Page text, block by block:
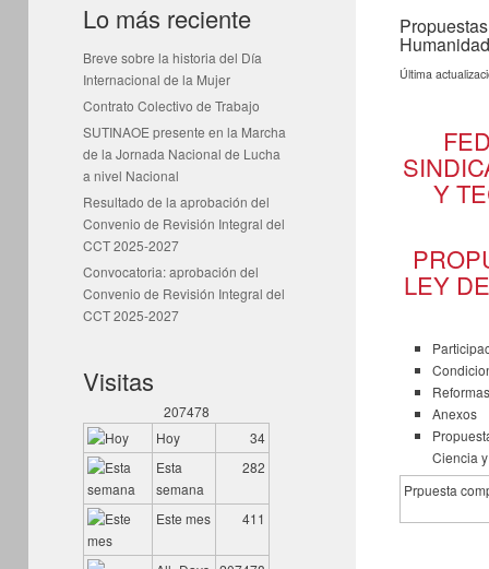
Lo más reciente
Breve sobre la historia del Día
Internacional de la Mujer
Contrato Colectivo de Trabajo
SUTINAOE presente en la Marcha
de la Jornada Nacional de Lucha
a nivel Nacional
Resultado de la aprobación del
Convenio de Revisión Integral del
CCT 2025-2027
Convocatoria: aprobación del
Convenio de Revisión Integral del
CCT 2025-2027
Visitas
207478
Hoy
34
Esta
semana
282
Este mes 411
Última
Y
LEY
Anexos
Ciencia
Prpuesta